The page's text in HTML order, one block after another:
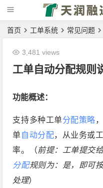
首页 工单系统 常见问题
工单自动分配规则
3,481 views
功能概述：
支持多种工单分配策略
单自动分配，从业务或
率。（前提：工单提交
分配规则为：是，即可
处理）